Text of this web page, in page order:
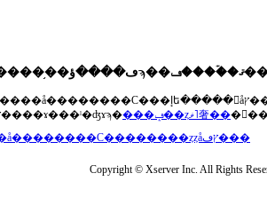
���åץ����ɤ���ˡ�ʤɤϡ�
���ݡ��ȥޥ˥奢��
���å��������С��������ȥȥåץڡ���
Copyright © Xserver Inc. All Rights